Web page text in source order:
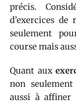
précis.
d’exercices de
seulement
course mais
Quant aux
non
aussi à affiner